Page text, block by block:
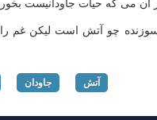
آن می که حیات جاودانیست بخور
چو آتش است لیکن غم را
آتش جاودان